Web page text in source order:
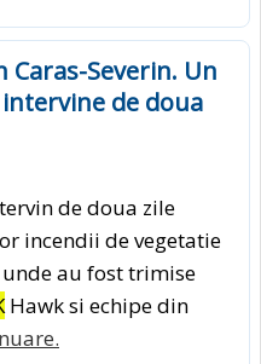
Caras-Severin. Un
de doua
de doua zile
incendii de vegetatie
unde au fost trimise
Hawk si echipe din